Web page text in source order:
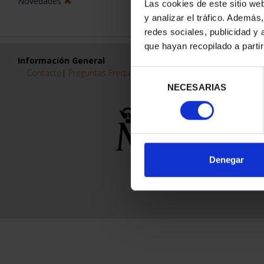
Las cookies de este sitio
y analizar el tráfico.
redes sociales, publicidad y
que hayan recopilado a
consentimiento
NECESARIAS
Denegar
Información General
Contacto | Preguntas Frequentes (FAQs)